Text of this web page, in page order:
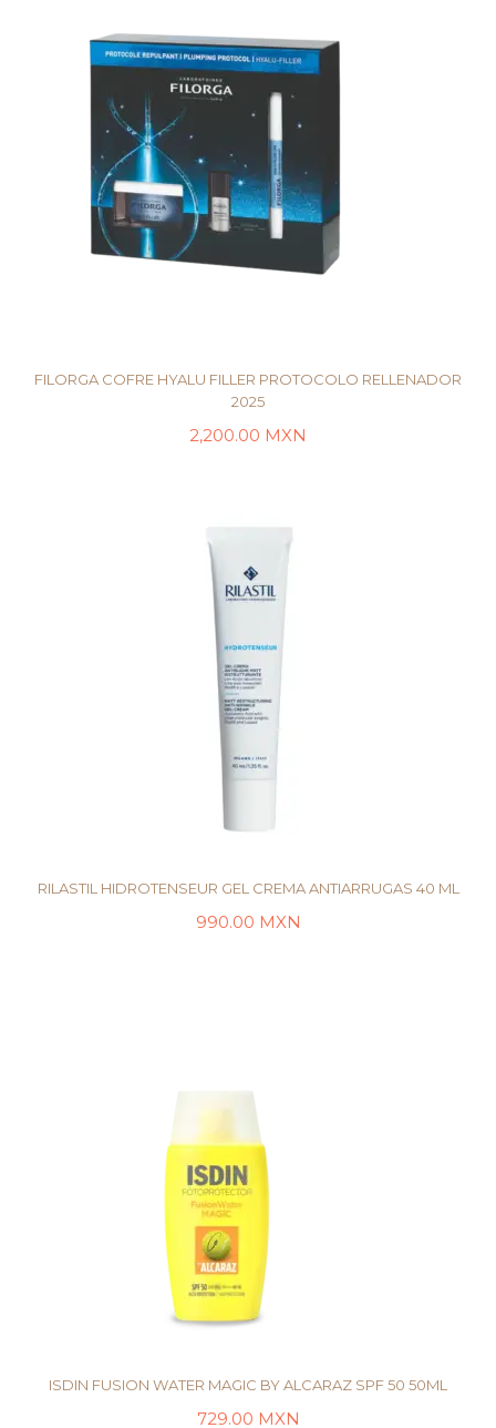
FILORGA COFRE HYALU FILLER PROTOCOLO RELLENADOR
2025
2,200.00 MXN
RILASTIL HIDROTENSEUR GEL CREMA ANTIARRUGAS 40 ML
990.00 MXN
ISDIN FUSION WATER MAGIC BY ALCARAZ SPF 50 50ML
729.00 MXN